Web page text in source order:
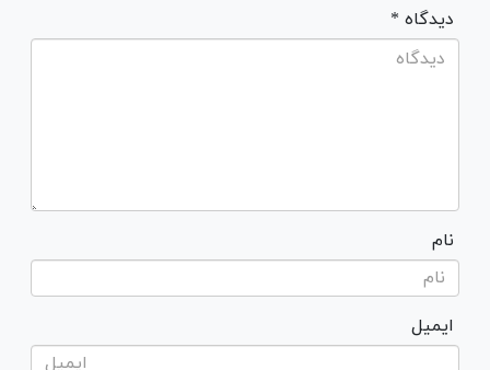
* دیدگاه
نام
ایمیل